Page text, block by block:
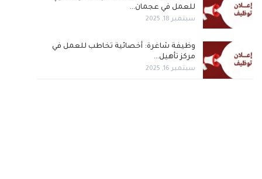
للعمل في عجمان…
سبتمبر 18, 2025
وظيفة شاغرة: أخصائية تخاطب للعمل في
مركز تأهيل…
سبتمبر 16, 2025